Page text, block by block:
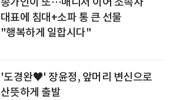
대표에 침대+소파 통 큰 선물
"행복하게 일합시다"
'도경완♥' 장윤정, 앞머리 변신으로
산뜻하게 출발